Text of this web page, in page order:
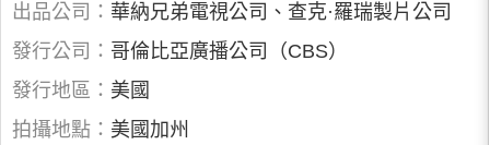
出品公司： 華納兄弟電視公司、查克·羅瑞製片公司
發行公司： 哥倫比亞廣播公司（CBS）
發行地區： 美國
拍攝地點： 美國加州